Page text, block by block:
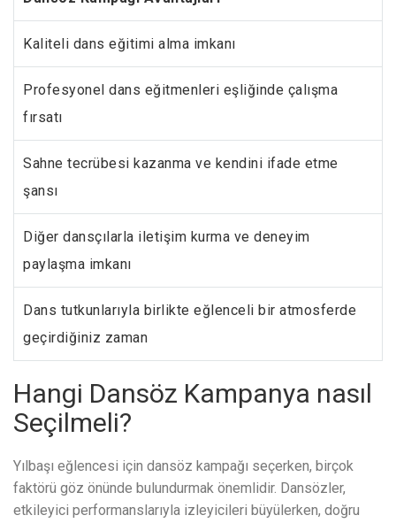
Kaliteli dans eğitimi alma imkanı
Profesyonel dans eğitmenleri eşliğinde çalışma
fırsatı
Sahne tecrübesi kazanma ve kendini ifade etme
şansı
Diğer dansçılarla iletişim kurma ve deneyim
paylaşma imkanı
Dans tutkunlarıyla birlikte eğlenceli bir atmosferde
geçirdiğiniz zaman
Hangi Dansöz Kampanya nasıl
Seçilmeli?
Yılbaşı eğlencesi için dansöz kampağı seçerken, birçok
faktörü göz önünde bulundurmak önemlidir. Dansözler,
etkileyici performanslarıyla izleyicileri büyülerken, doğru